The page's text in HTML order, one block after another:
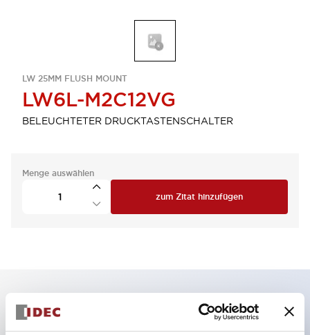
LW 25MM FLUSH MOUNT
LW6L-M2C12VG
BELEUCHTETER DRUCKTASTENSCHALTER
Menge auswählen
zum Zitat hinzufügen
Hauptmerkmale